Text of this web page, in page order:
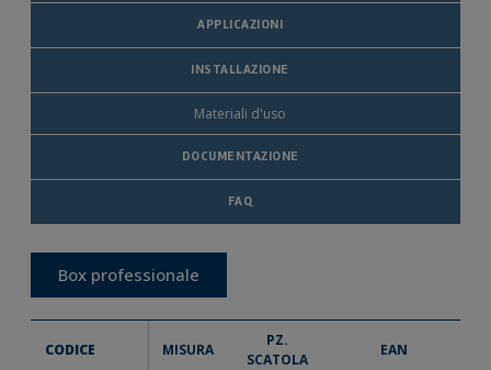
APPLICAZIONI
INSTALLAZIONE
Materiali d'uso
DOCUMENTAZIONE
FAQ
Box professionale
CODICE MISURA
PZ.
SCATOLA
EAN